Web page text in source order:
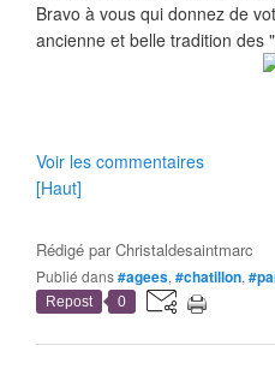
Bravo à vous qui donnez de
ancienne et belle tradition des
Voir les commentaires
[Haut]
Rédigé parChristaldesaintmarc
Publié dans#agees, #chatillon,
Repost 0